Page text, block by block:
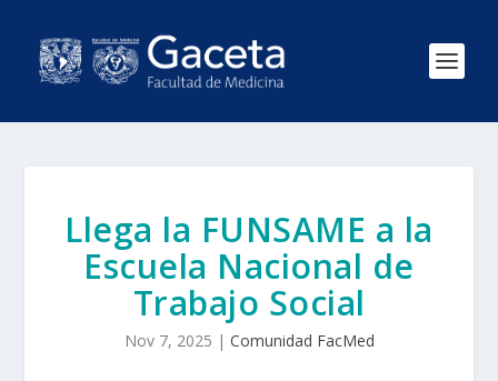
Llega la FUNSAME a la
Escuela Nacional de
Trabajo Social
Nov 7, 2025 | Comunidad FacMed